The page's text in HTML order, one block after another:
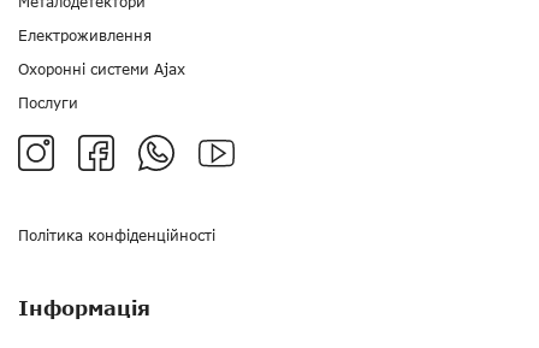
Політика конфіденційності
Електроживлення
Охоронні системи Ajax
Послуги
Інформація